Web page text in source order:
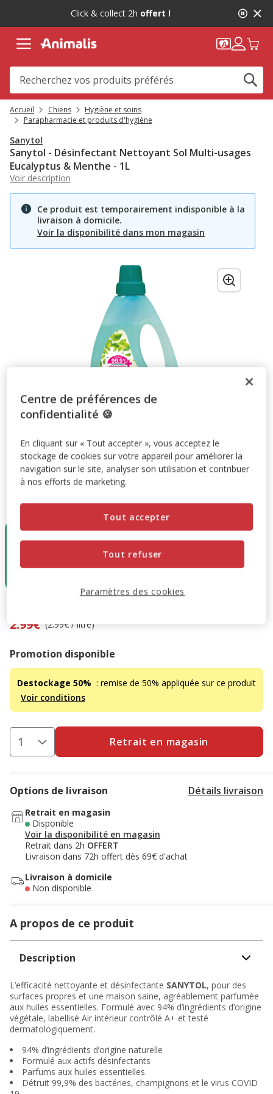
message,
Click & collect 2h offert !
Accueil Chiens
Hygiène et soins
Parapharmacie et produits d'hygiène
Sanytol
Sanytol - Désinfectant Nettoyant Sol Multi-usages
Eucalyptus & Menthe - 1L
Voir description
Ce produit est temporairement indisponible à la
livraison à domicile.
Voir la disponibilité dans mon magasin
Taille:1L
1L
50%
2.99€
Promotion disponible
Destockage 50% : remise de 50% appliquée sur ce produit
Voir conditions
2.99€ (2.99€ / litre)
Retrait en magasin
Options de livraison Détails livraison
Retrait en magasin
Disponible
Voir la disponibilité en magasin
Retrait dans 2h OFFERT
Livraison dans 72h offert dès 69€ d'achat
Livraison à domicile
Non disponible
A propos de ce produit
Description
L’efficacité nettoyante et désinfectante SANYTOL, pour des
surfaces propres et une maison saine, agréablement parfumée
aux huiles essentielles. Formulé avec 94% d’ingrédients d’origine
végétale, labellisé Air intérieur contrôlé A+ et testé
dermatologiquement.
94% d’ingrédients d’origine naturelle
Formulé aux actifs désinfectants
Parfums aux huiles essentielles
Détruit 99,9% des bactéries, champignons et le virus COVID
Centre de préférences de
confidentialité 🍪
En cliquant sur « Tout accepter », vous acceptez le
stockage de cookies sur votre appareil pour améliorer la
navigation sur le site, analyser son utilisation et contribuer
à nos efforts de marketing.
Tout refuser
Tout accepter
Paramètres des cookies